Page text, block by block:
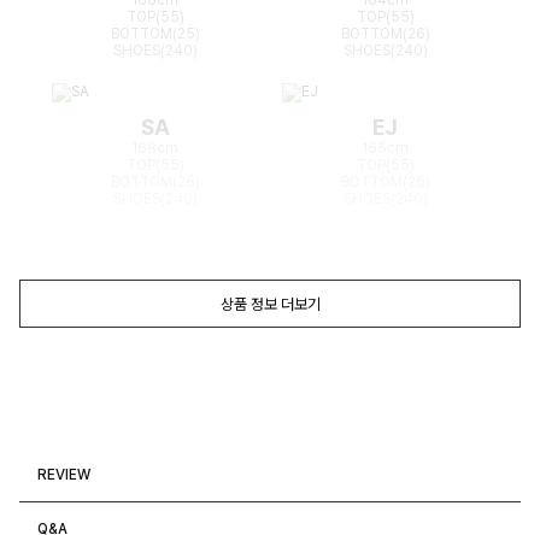
TOP(55)
BOTTOM(25)
TOP(55)
BOTTOM(26)
SA EJ
상품 정보 더보기
REVIEW
Q&A